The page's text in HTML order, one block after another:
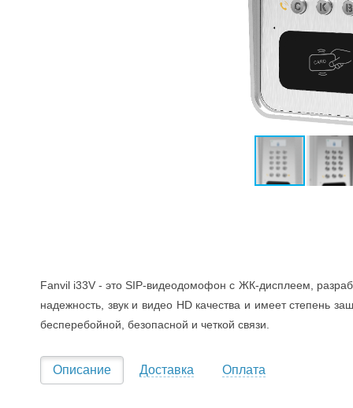
Fanvil i33V - это SIP-видеодомофон с ЖК-дисплеем,
надежность, звук и видео HD качества и имеет степень
бесперебойной, безопасной и четкой связи.
Описание Доставка Оплата